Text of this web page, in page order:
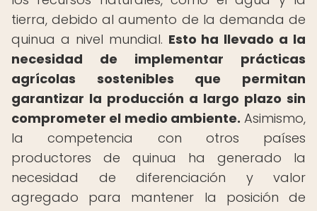
tierra, debido al aumento de la demanda de
quinua a nivel mundial. Esto ha llevado a la
necesidad de implementar prácticas
agrícolas sostenibles que permitan
garantizar la producción a largo plazo sin
comprometer el medio ambiente. Asimismo,
la competencia con otros países
productores de quinua ha generado la
necesidad de diferenciación y valor
agregado para mantener la posición de